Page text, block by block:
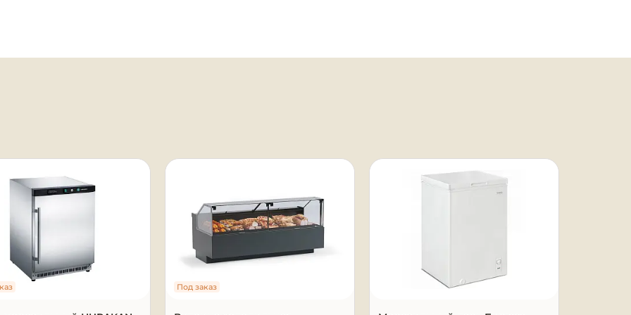
цельнозаливного пенополиуретана;
– оцинкованная сталь, цвет «серый
Под заказ